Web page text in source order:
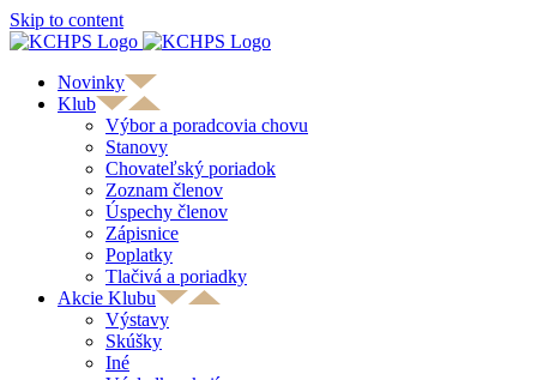
Skip to content
Novinky
Klub
Výbor a poradcovia chovu
Stanovy
Chovateľský poriadok
Zoznam členov
Úspechy členov
Zápisnice
Poplatky
Tlačivá a poriadky
Akcie Klubu
Výstavy
Skúšky
Iné